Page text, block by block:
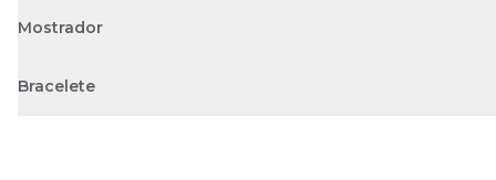
Mostrador
Bracelete